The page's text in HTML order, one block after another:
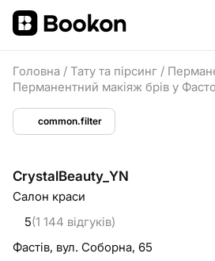
Головна / Тату та пірсинг /
Перманентний макіяж брів у
common.filter
CrystalBeauty_YN
Салон краси
5(1 144 відгуків)
Фастів, вул. Соборна, 65